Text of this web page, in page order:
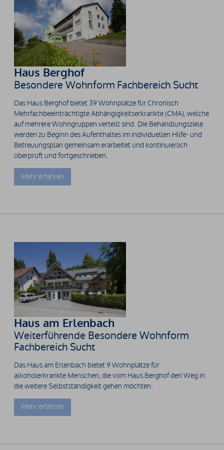
Haus Berghof
Besondere Wohnform Fachbereich Sucht
Das Haus Berghof bietet 39 Wohnplätze für Chronisch
Mehrfachbeeinträchtigte Abhängigkeitserkrankte (CMA), welche
auf mehrere Wohngruppen verteilt sind. Die Behandlungsziele
werden zu Beginn des Aufenthaltes im individuellen Hilfe- und
Betreuungsplan gemeinsam erarbeitet und kontinuierlich
überprüft und fortgeschrieben.
Mehr erfahren
Haus am Erlenbach
Weiterführende Besondere Wohnform
Fachbereich Sucht
Das Haus am Erlenbach bietet 9 Wohnplätze für
alkoholerkrankte Menschen, die vom Haus Berghof den Weg in
die weitere Selbstständigkeit gehen möchten.
Mehr erfahren